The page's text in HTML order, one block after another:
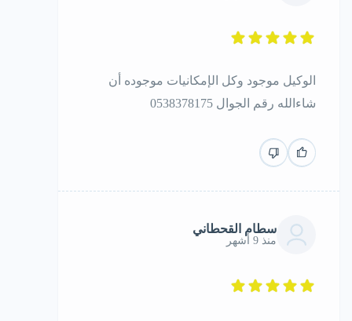
الوكيل موجود وكل الإمكانيات موجوده أن
شاءالله رقم الجوال 0538378175
سطام القحطاني
منذ 9 أشهر